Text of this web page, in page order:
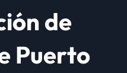
de
Puerto